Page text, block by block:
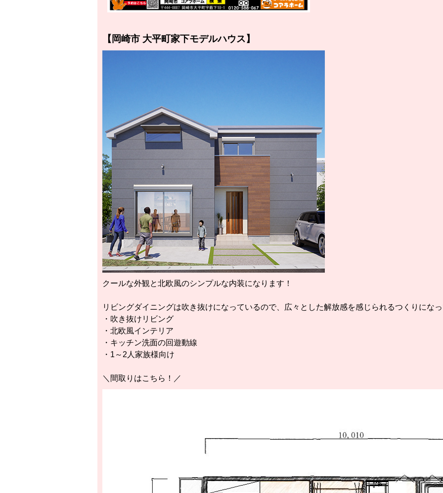
【岡崎市 大平町家下モデルハウス】
クールな外観と北欧風のシンプルな内装になります！
リビングダイニングは吹き抜けになっているので、広々とした解放感を感じられるつくりにな
・吹き抜けリビング
・北欧風インテリア
・キッチン洗面の回遊動線
・1～2人家族様向け
＼間取りはこちら！／